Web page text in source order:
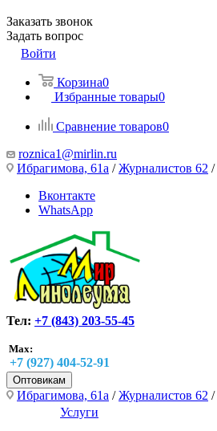
Заказать звонок
Задать вопрос
Войти
Корзина0
Избранные товары0
Сравнение товаров0
roznica1@mirlin.ru
Ибрагимова, 61а /Журналистов 62 /
Вконтакте
WhatsApp
Тел: +7 (843) 203-55-45
Max:
+7 (927) 404-52-91
Оптовикам
Ибрагимова, 61а /Журналистов 62 /
Услуги